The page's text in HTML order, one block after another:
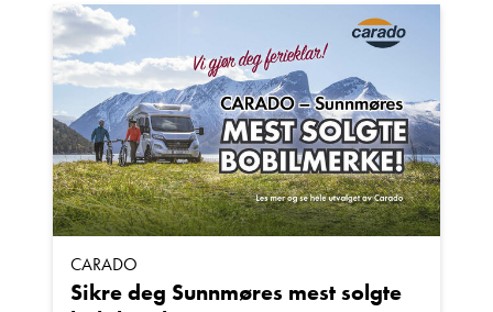
CARADO
Sikre deg Sunnmøres mest solgte